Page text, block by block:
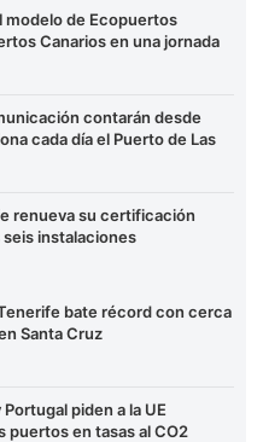
modelo de Ecopuertos
Canarios en una jornada
contarán desde
cada día el Puerto de Las
renueva su certificación
instalaciones
bate récord con cerca
Santa Cruz
piden a la UE
puertos en tasas al CO2